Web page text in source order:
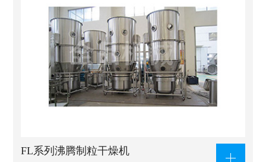
FL系列沸腾制粒干燥机